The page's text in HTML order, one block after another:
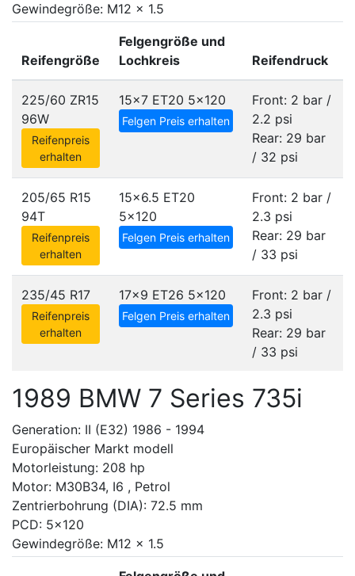
Gewindegröße: M12 x 1.5
Reifengröße
Felgengröße und
Lochkreis
Reifendruck
225/60 ZR15
96W
Reifenpreis
erhalten
15x7 ET20 5x120
Felgen Preis erhalten
Front: 2 bar /
2.2 psi
Rear: 29 bar
/ 32 psi
205/65 R15
94T
Reifenpreis
erhalten
15x6.5 ET20
5x120
Felgen Preis erhalten
Front: 2 bar /
2.3 psi
Rear: 29 bar
/ 33 psi
235/45 R17
Reifenpreis
erhalten
17x9 ET26 5x120
Felgen Preis erhalten
Front: 2 bar /
2.3 psi
Rear: 29 bar
/ 33 psi
1989 BMW 7 Series 735i
Generation: II (E32) 1986 - 1994
Europäischer Markt modell
Motorleistung: 208 hp
Motor: M30B34, I6 , Petrol
Zentrierbohrung (DIA): 72.5 mm
PCD: 5x120
Gewindegröße: M12 x 1.5